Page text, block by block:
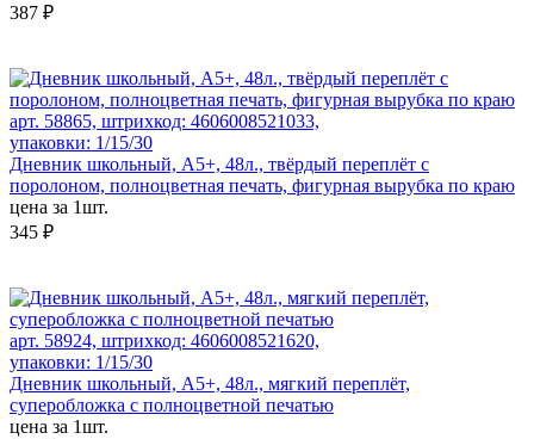
387 ₽
арт. 58865, штрихкод: 4606008521033,
упаковки: 1/15/30
Дневник школьный, А5+, 48л., твёрдый переплёт с
поролоном, полноцветная печать, фигурная вырубка по краю
цена за 1шт.
345 ₽
арт. 58924, штрихкод: 4606008521620,
упаковки: 1/15/30
Дневник школьный, А5+, 48л., мягкий переплёт,
суперобложка с полноцветной печатью
цена за 1шт.